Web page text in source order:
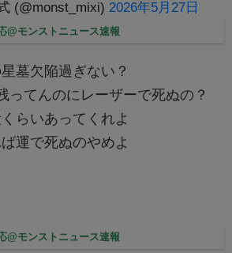
(@monst_mixi) 2026年5月27日
@モンストニュース速報
墓欠陥過ぎない？
ってんのにレーザーで死ぬの？
らいあってくれよ
運で死ぬのやめよ
@モンストニュース速報